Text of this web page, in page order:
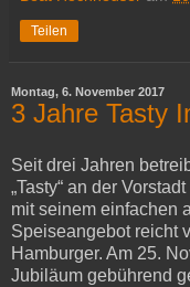
Teilen
Montag, 6. November 2017
3 Jahre Tasty
Seit drei Jahren
„Tasty“ an der
mit seinem einfachen
Speiseangebot reicht
Hamburger. Am 25.
Jubiläum gebührend